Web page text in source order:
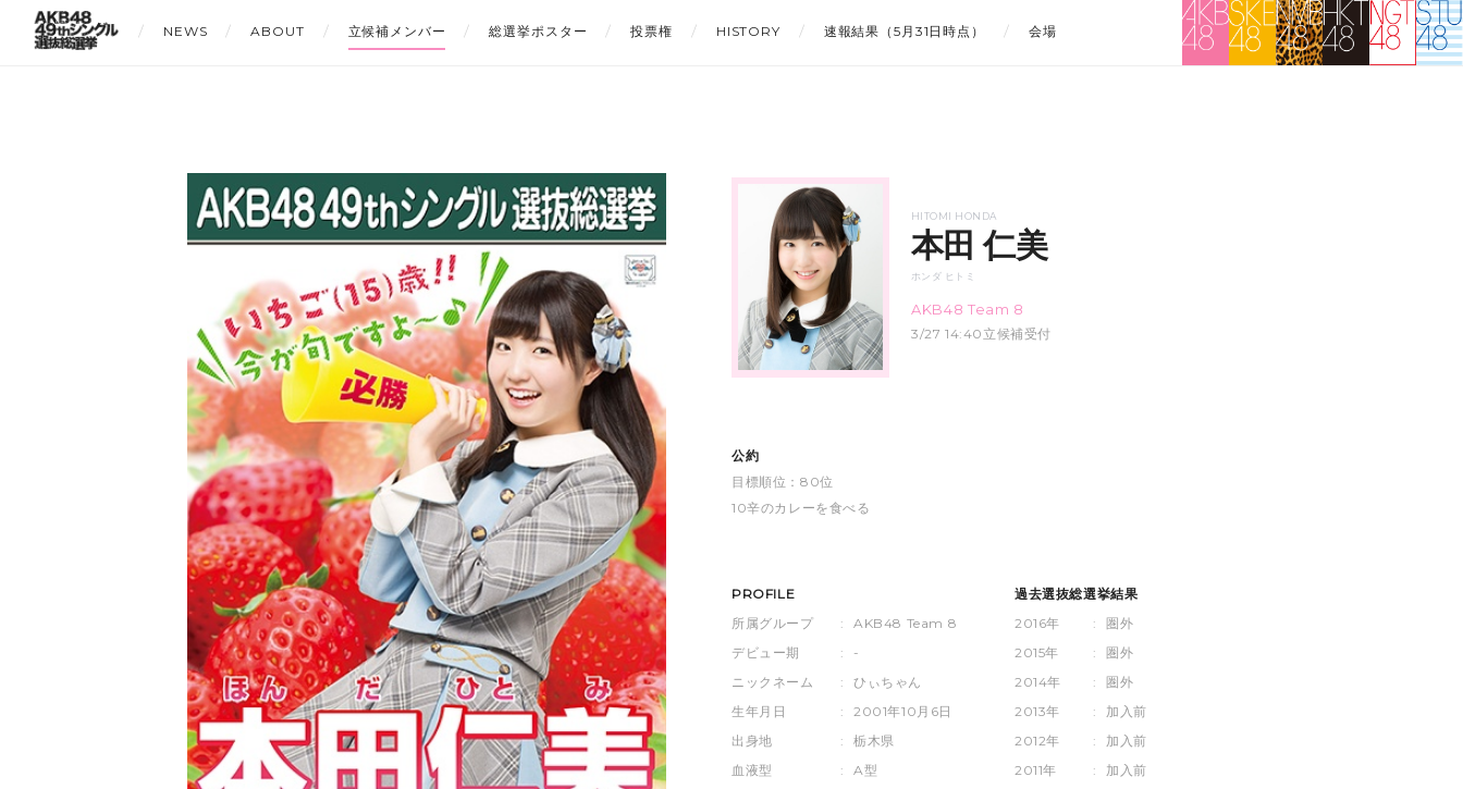
NEWS ABOUT 立候補メンバー 総選挙ポスター 投票権 HISTORY 速報結果（5月31日時点） 会場
HITOMI HONDA
本田 仁美
ホンダ ヒトミ
AKB48 Team 8
3/27 14:40立候補受付
公約
目標順位：80位
10辛のカレーを食べる
PROFILE
所属グループ
:
AKB48 Team 8
デビュー期
:
-
ニックネーム
:
ひぃちゃん
生年月日
:
2001年10月6日
出身地
:
栃木県
血液型
: A型
過去選抜総選挙結果
2016年
:
圏外
2015年
:
圏外
2014年
:
圏外
2013年
:
加入前
2012年
:
加入前
2011年
:
加入前